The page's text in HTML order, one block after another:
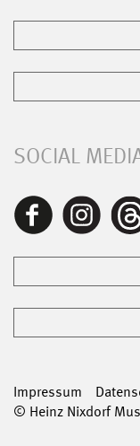
SOCIAL
Impressum
© Heinz Nixdorf